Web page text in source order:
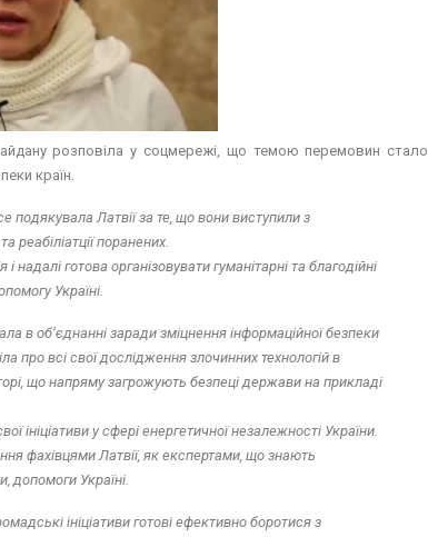
розповіла у соцмережі, що темою перемовин стало
країн.
подякувала Латвії за те, що вони виступили з
реабіліатції поранених.
і надалі готова організовувати гуманітарні та благодійні
Україні.
в об’єднанні заради зміцнення інформаційної безпеки
про всі свої дослідження злочинних технологій в
що напряму загрожують безпеці держави на прикладі
ініціативи у сфері енергетичної незалежності України.
фахівцями Латвії, як експертами, що знають
допомоги Україні.
ініціативи готові ефективно боротися з